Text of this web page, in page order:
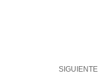
SIGUIENTE